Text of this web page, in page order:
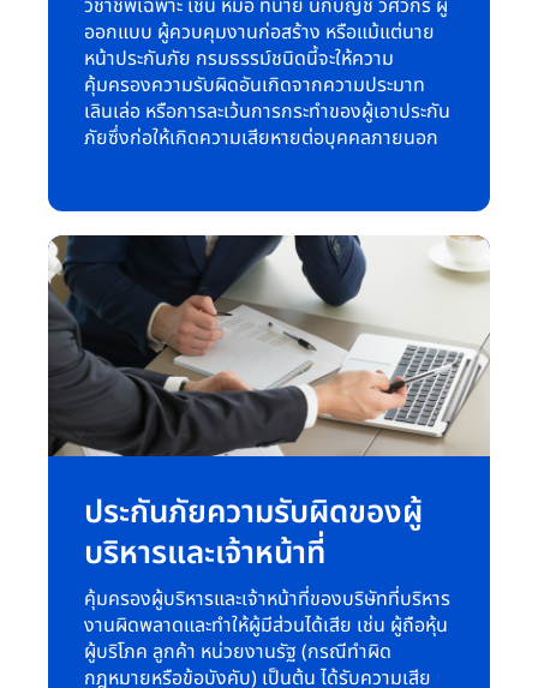
วิชาชีพเฉพาะ เช่น หมอ ทนาย นักบัญชี วิศวกร ผู้
ออกแบบ ผู้ควบคุมงานก่อสร้าง หรือแม้แต่นาย
หน้าประกันภัย กรมธรรม์ชนิดนี้จะให้ความ
คุ้มครองความรับผิดอันเกิดจากความประมาท
เลินเล่อ หรือการละเว้นการกระทำของผู้เอาประกัน
ภัยซึ่งก่อให้เกิดความเสียหายต่อบุคคลภายนอก
ประกันภัยความรับผิดของผู้
บริหารและเจ้าหน้าที่
คุ้มครองผู้บริหารและเจ้าหน้าที่ของบริษัทที่บริหาร
งานผิดพลาดและทำให้ผู้มีส่วนได้เสีย เช่น ผู้ถือหุ้น
ผู้บริโภค ลูกค้า หน่วยงานรัฐ (กรณีทำผิด
กฎหมายหรือข้อบังคับ) เป็นต้น ได้รับความเสีย